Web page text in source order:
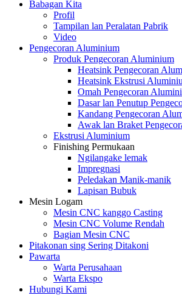
Babagan Kita
Profil
Tampilan lan Peralatan Pabrik
Video
Pengecoran Aluminium
Produk Pengecoran Aluminium
Heatsink Pengecoran
Heatsink Ekstrusi
Omah Pengecoran
Dasar lan Penutup
Kandang Pengecoran
Awak lan Braket
Ekstrusi Aluminium
Finishing Permukaan
Ngilangake lemak
Impregnasi
Peledakan Manik-manik
Lapisan Bubuk
Mesin Logam
Mesin CNC kanggo Casting
Mesin CNC Volume Rendah
Bagian Mesin CNC
Pitakonan sing Sering Ditakoni
Pawarta
Warta Perusahaan
Warta Ekspo
Hubungi Kami